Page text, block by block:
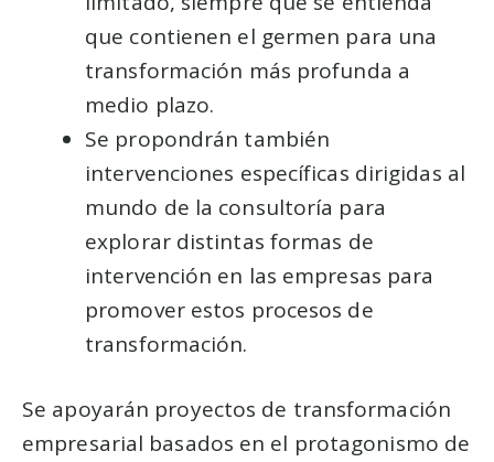
que contienen el germen para una
transformación más profunda a
medio plazo.
Se propondrán también
intervenciones específicas dirigidas al
mundo de la consultoría para
explorar distintas formas de
intervención en las empresas para
promover estos procesos de
transformación.
Se apoyarán proyectos de transformación
empresarial basados en el protagonismo de